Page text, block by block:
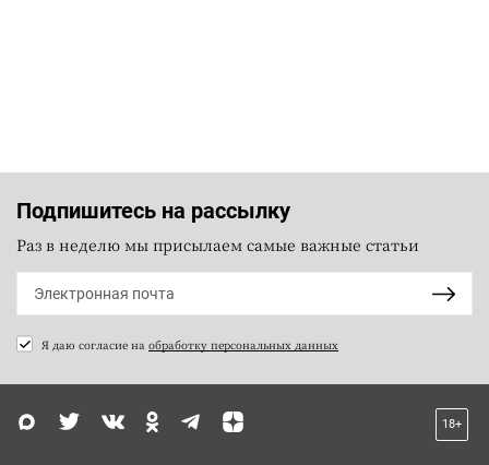
Подпишитесь на рассылку
Раз в неделю мы присылаем самые важные статьи
Я даю согласие на обработку персональных данных
18+